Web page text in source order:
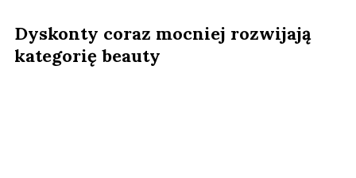
Dyskonty coraz mocniej rozwijają
kategorię beauty